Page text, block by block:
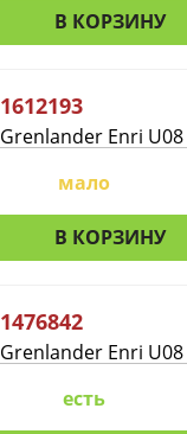
В КОРЗИНУ
1612193
Grenlander Enri U08
мало
В КОРЗИНУ
1476842
Grenlander Enri U08
есть